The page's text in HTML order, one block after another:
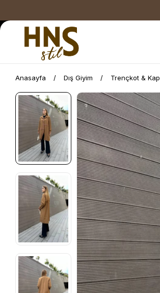
Anasayfa Dış Giyim Trençkot & Kap